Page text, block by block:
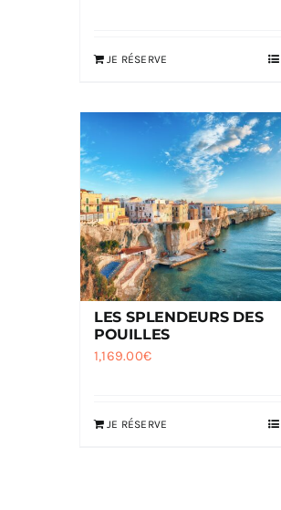
JE RÉSERVE
LES SPLENDEURS DES
POUILLES
1,169.00€
JE RÉSERVE